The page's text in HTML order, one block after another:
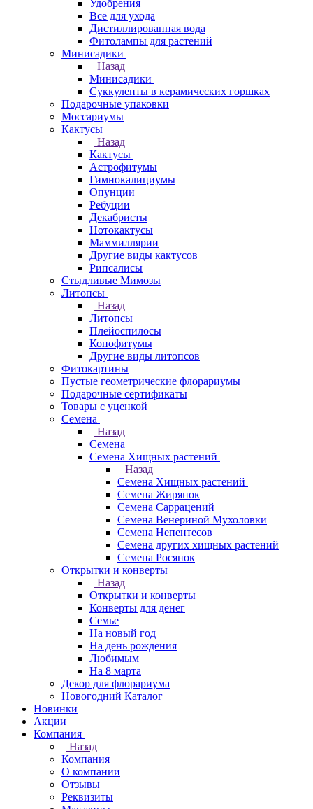
Удобрения
Все для ухода
Дистиллированная вода
Фитолампы для растений
Минисадики
Назад
Минисадики
Суккуленты в керамических горшках
Подарочные упаковки
Моссариумы
Кактусы
Назад
Кактусы
Астрофитумы
Гимнокалициумы
Опунции
Ребуции
Декабристы
Нотокактусы
Маммиллярии
Другие виды кактусов
Рипсалисы
Стыдливые Мимозы
Литопсы
Назад
Литопсы
Плейоспилосы
Конофитумы
Другие виды литопсов
Фитокартины
Пустые геометрические флорариумы
Подарочные сертификаты
Товары с уценкой
Семена
Назад
Семена
Семена Хищных растений
Назад
Семена Хищных растений
Семена Жирянок
Семена Саррацений
Семена Венериной Мухоловки
Семена Непентесов
Семена других хищных растений
Семена Росянок
Открытки и конверты
Назад
Открытки и конверты
Конверты для денег
Семье
На новый год
На день рождения
Любимым
На 8 марта
Декор для флорариума
Новогодний Каталог
Новинки
Акции
Компания
Назад
Компания
О компании
Отзывы
Реквизиты